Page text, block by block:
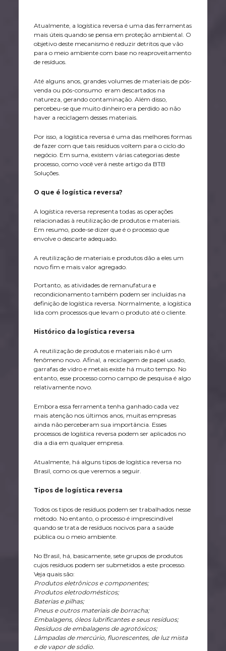
Atualmente, a logística reversa é uma das ferramentas
mais úteis quando se pensa em proteção ambiental. O
objetivo deste mecanismo é reduzir detritos que vão
para o meio ambiente com base no reaproveitamento
de resíduos.
Até alguns anos, grandes volumes de materiais de pós-
venda ou pós-consumo eram descartados na
natureza, gerando contaminação. Além disso,
percebeu-se que muito dinheiro era perdido ao não
haver a reciclagem desses materiais.
Por isso, a logística reversa é uma das melhores formas
de fazer com que tais resíduos voltem para o ciclo do
negócio. Em suma, existem várias categorias deste
processo, como você verá neste artigo da BTB
Soluções.
O que é logística reversa?
A logística reversa representa todas as operações
relacionadas à reutilização de produtos e materiais.
Em resumo, pode-se dizer que é o processo que
envolve o descarte adequado.
A reutilização de materiais e produtos dão a eles um
novo fim e mais valor agregado.
Portanto, as atividades de remanufatura e
recondicionamento também podem ser incluídas na
definição de logística reversa. Normalmente, a logística
lida com processos que levam o produto até o cliente.
Histórico da logística reversa
A reutilização de produtos e materiais não é um
fenômeno novo. Afinal, a reciclagem de papel usado,
garrafas de vidro e metais existe há muito tempo. No
entanto, esse processo como campo de pesquisa é algo
relativamente novo.
Embora essa ferramenta tenha ganhado cada vez
mais atenção nos últimos anos, muitas empresas
ainda não perceberam sua importância. Esses
processos de logística reversa podem ser aplicados no
dia a dia em qualquer empresa.
Atualmente, há alguns tipos de logística reversa no
Brasil, como os que veremos a seguir.
Tipos de logística reversa
Todos os tipos de resíduos podem ser trabalhados nesse
método. No entanto, o processo é imprescindível
quando se trata de resíduos nocivos para a saúde
pública ou o meio ambiente.
No Brasil, há, basicamente, sete grupos de produtos
cujos resíduos podem ser submetidos a este processo.
Veja quais são:
Produtos eletrônicos e componentes;
Produtos eletrodomésticos;
Baterias e pilhas;
Pneus e outros materiais de borracha;
Embalagens, óleos lubrificantes e seus resíduos;
Resíduos de embalagens de agrotóxicos;
Lâmpadas de mercúrio, fluorescentes, de luz mista
e de vapor de sódio.